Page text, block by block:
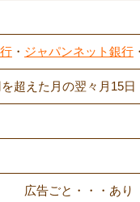
・ ジャパンネット銀行
超えた月の翌々月15日
広告ごと・・・あり